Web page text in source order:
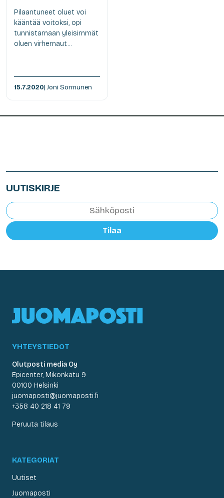
Pilaantuneet oluet voi
kääntää voitoksi, opi
tunnistamaan yleisimmät
oluen virhemaut...
15.7.2020| Joni Sormunen
UUTISKIRJE
Tilaa
YHTEYSTIEDOT
Olutposti media Oy
Epicenter, Mikonkatu 9
00100 Helsinki
juomaposti@juomaposti.fi
+358 40 218 41 79
Peruuta tilaus
KATEGORIAT
Uutiset
Juomaposti